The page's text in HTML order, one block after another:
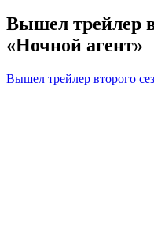
Вышел трейлер
«Ночной агент»
Вышел трейлер второго